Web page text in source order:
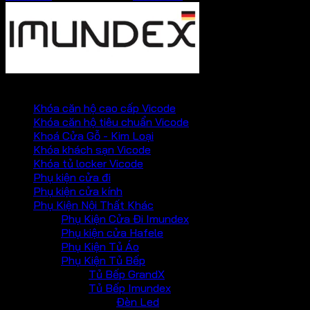
Khóa căn hộ cao cấp Vicode
Khóa căn hộ tiêu chuẩn Vicode
Khoá Cửa Gỗ - Kim Loại
Khóa khách sạn Vicode
Khóa tủ locker Vicode
Phụ kiện cửa đi
Phụ kiện cửa kính
Phụ Kiện Nội Thất Khác
Phụ Kiện Cửa Đi Imundex
Phụ kiện cửa Hafele
Phụ Kiện Tủ Áo
Phụ Kiện Tủ Bếp
Tủ Bếp GrandX
Tủ Bếp Imundex
Đèn Led